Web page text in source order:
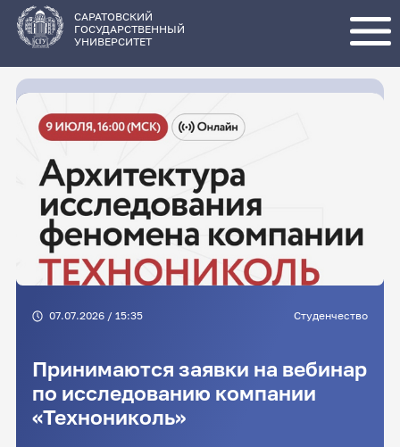
основному
содержанию
САРАТОВСКИЙ
ГОСУДАРСТВЕННЫЙ
УНИВЕРСИТЕТ
07.07.2026 / 15:35 Студенчество
Принимаются заявки на вебинар
по исследованию компании
«Технониколь»